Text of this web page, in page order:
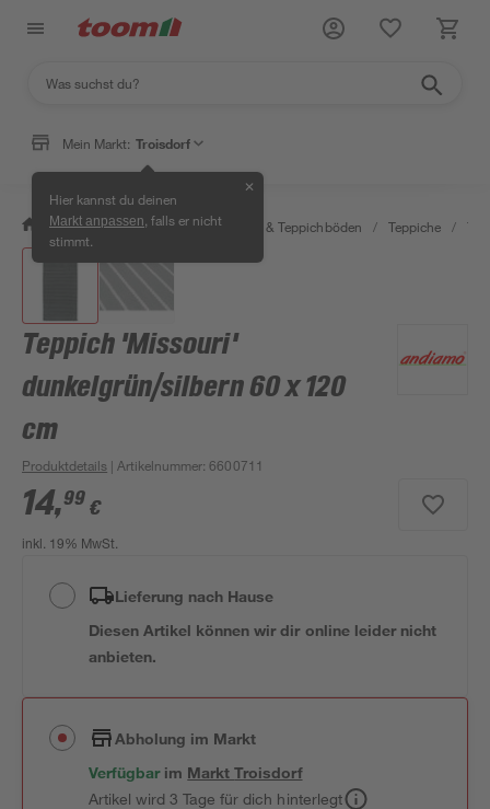
Mein Markt: Troisdorf
Hier kannst du deinen
Markt anpassen , falls er nicht
stimmt.
✕
/ Wohnen & Haushalt / Teppiche & Teppichböden / Teppiche /
Teppich 'Missouri'
dunkelgrün/silbern 60 x 120
cm
Produktdetails | Artikelnummer:6600711
14,99 €
inkl. 19% MwSt.
Lieferung nach Hause
Diesen Artikel können wir dir online leider nicht
anbieten.
Abholung im Markt
Verfügbar im MarktTroisdorf
Artikel wird 3 Tage für dich hinterlegt